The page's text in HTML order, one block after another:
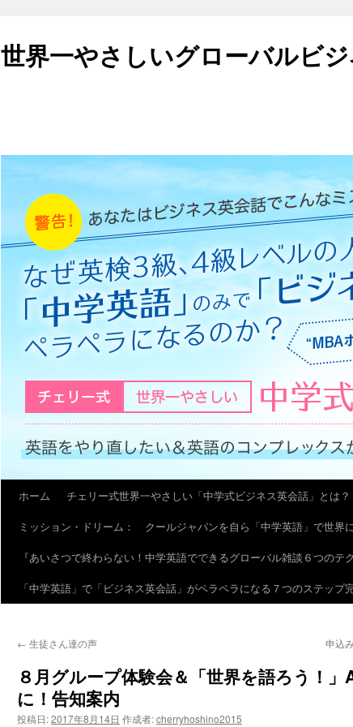
世界一やさしいグローバルビ
ホーム チェリー式世界一やさしい「中学式ビジネス英会話」とは？
ミッション・ドリーム： クールジャパンを自ら「中学英語」で世界
『あいさつで終わらない！中学英語でできるグローバル雑談６つの
「中学英語」で「ビジネス英会話」がペラペラになる７つのステップ
← 生徒さん達の声 申込
８月グループ体験会＆「世界を語ろう！
に！告知案内
投稿日:2017年8月14日 作成者:cherryhoshino2015